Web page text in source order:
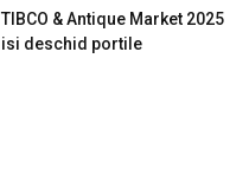
TIBCO & Antique Market 2025
isi deschid portile